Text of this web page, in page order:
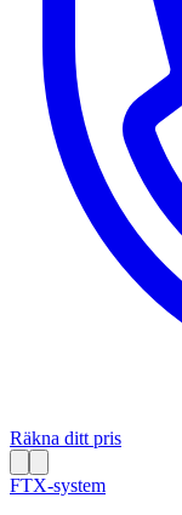
Räkna ditt pris
FTX-system